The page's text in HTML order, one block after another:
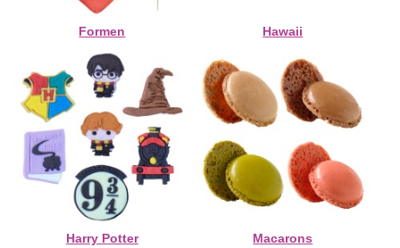
Formen Hawaii
Harry Potter Macarons